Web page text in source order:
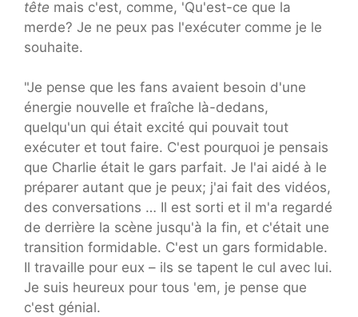
tête mais c'est, comme, 'Qu'est-ce que la
merde? Je ne peux pas l'exécuter comme je le
souhaite.
"Je pense que les fans avaient besoin d'une
énergie nouvelle et fraîche là-dedans,
quelqu'un qui était excité qui pouvait tout
exécuter et tout faire. C'est pourquoi je pensais
que Charlie était le gars parfait. Je l'ai aidé à le
préparer autant que je peux; j'ai fait des vidéos,
des conversations … Il est sorti et il m'a regardé
de derrière la scène jusqu'à la fin, et c'était une
transition formidable. C'est un gars formidable.
Il travaille pour eux – ils se tapent le cul avec lui.
Je suis heureux pour tous 'em, je pense que
c'est génial.